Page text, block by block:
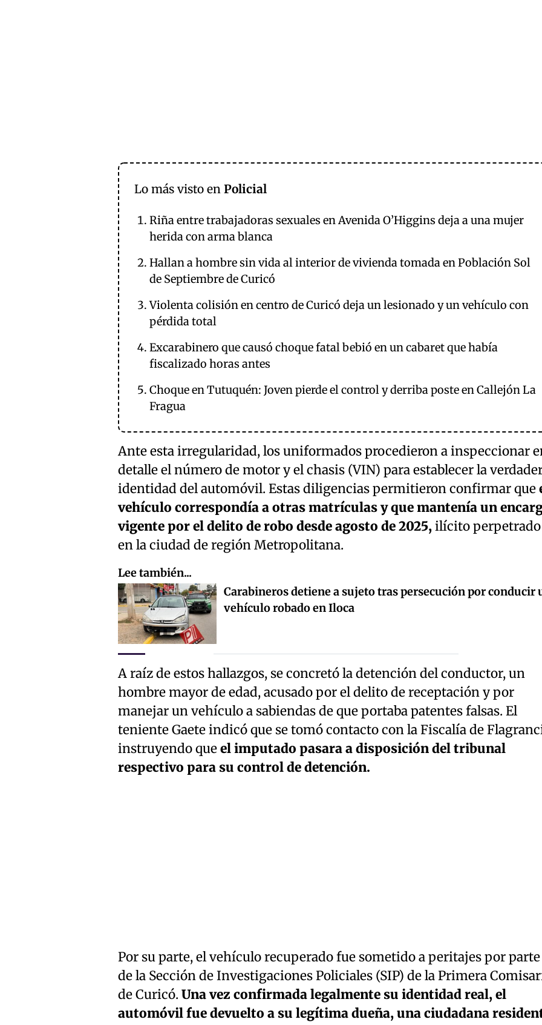
Lo más visto en Policial
Riña entre trabajadoras sexuales en Avenida O’Higgins deja a una mujer
herida con arma blanca
Hallan a hombre sin vida al interior de vivienda tomada en Población Sol
de Septiembre de Curicó
Violenta colisión en centro de Curicó deja un lesionado y un vehículo con
pérdida total
Excarabinero que causó choque fatal bebió en un cabaret que había
fiscalizado horas antes
Choque en Tutuquén: Joven pierde el control y derriba poste en Callejón La
Fragua
Ante esta irregularidad, los uniformados procedieron a inspeccionar
detalle el número de motor y el chasis (VIN) para establecer la
identidad del automóvil. Estas diligencias permitieron confirmar que
vehículo correspondía a otras matrículas y que mantenía un
vigente por el delito de robo desde agosto de 2025,ilícito perpetrado
en la ciudad de región Metropolitana.
Lee también...
Carabineros detiene a sujeto tras persecución por conducir
vehículo robado en Iloca
A raíz de estos hallazgos, se concretó la detención del conductor, un
hombre mayor de edad, acusado por el delito de receptación y por
manejar un vehículo a sabiendas de que portaba patentes falsas. El
teniente Gaete indicó que se tomó contacto con la Fiscalía de
instruyendo queel imputado pasara a disposición del tribunal
respectivo para su control de detención.
Por su parte, el vehículo recuperado fue sometido a peritajes por parte
de la Sección de Investigaciones Policiales (SIP) de la Primera
de Curicó. Una vez confirmada legalmente su identidad real, el
automóvil fue devuelto a su legítima dueña, una ciudadana